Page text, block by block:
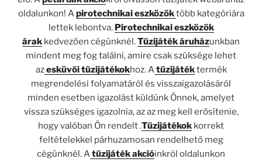
oldalunkon! Apirotechnikai eszközöktöbb kategóriára
lettek lebontva. Pirotechnikai eszközök
árak kedvezően cégünknél.Tűzijáték áruházunkban
mindent meg fog találni, amire csak szüksége lehet
azesküvői tűzijátékokhoz. Atűzijátéktermék
megrendelési folyamatáról és visszaigazolásáról
minden esetben igazolást küldünk Önnek, amelyet
vissza szükséges igazolnia, az az meg kell erősítenie,
hogy valóban Ön rendelt .Tűzijátékok korrekt
feltételekkel párhuzamosan rendelhető meg
cégünknél. Atűzijáték akcióinkról oldalunkon